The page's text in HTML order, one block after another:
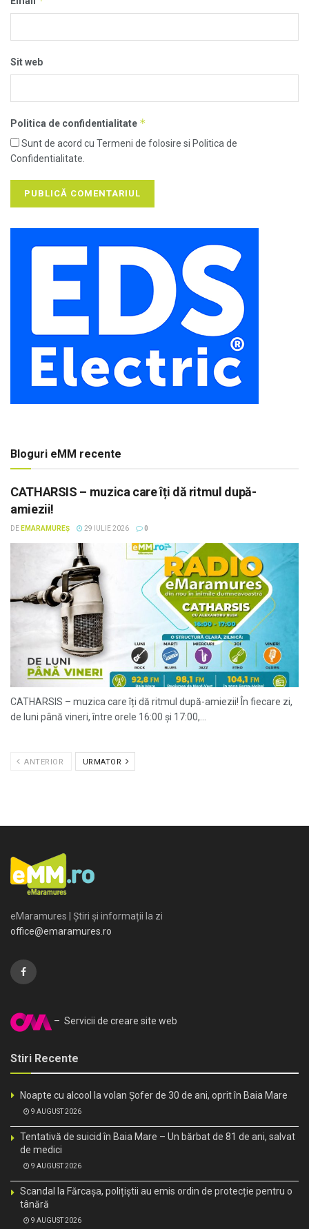
Sit web
Politica de confidentialitate *
Sunt de acord cu Termeni de folosire si Politica de
Confidentialitate.
Bloguri eMM recente
CATHARSIS – muzica care îți dă ritmul după-
amiezii!
DE EMARAMUREȘ 29 IULIE 2026 0
CATHARSIS – muzica care îți dă ritmul după-amiezii! În fiecare zi,
de luni până vineri, între orele 16:00 și 17:00,...
ANTERIOR URMATOR
eMaramures | Știri și informații la zi
office@emaramures.ro
– Servicii de creare site web
Stiri Recente
Noapte cu alcool la volan Șofer de 30 de ani, oprit în Baia Mare
9 AUGUST 2026
Tentativă de suicid în Baia Mare – Un bărbat de 81 de ani, salvat
de medici
9 AUGUST 2026
Scandal la Fărcașa, polițiștii au emis ordin de protecție pentru o
tânără
9 AUGUST 2026